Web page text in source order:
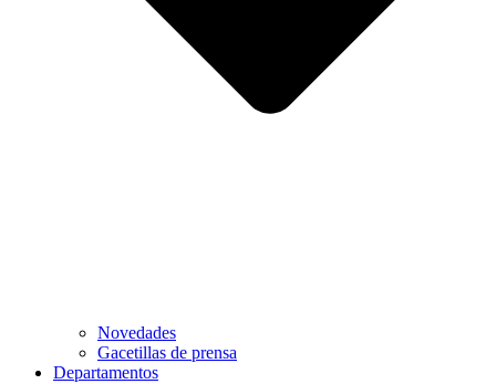
Novedades
Gacetillas de prensa
Departamentos